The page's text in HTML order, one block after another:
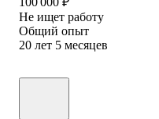
Не ищет работу
Общий опыт
20 лет 5 месяцев